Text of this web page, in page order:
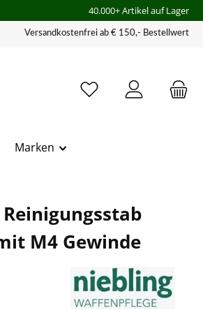
40.000+ Artikel auf Lager
Versandkostenfrei ab € 150,- Bestellwert
Marken
M4 Gewinde